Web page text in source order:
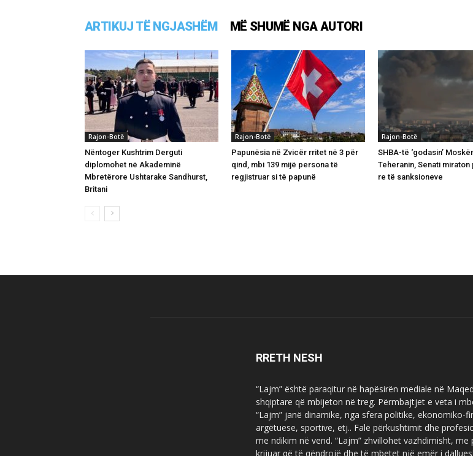
ARTIKUJ TË NGJASHËM MË SHUMË NGA AUTORI
Rajon-Botë
Nëntoger Kushtrim Derguti
diplomohet në Akademinë
Mbretërore Ushtarake Sandhurst,
Britani
Rajon-Botë
Papunësia në Zvicër rritet në 3 për
qind, mbi 139 mijë persona të
regjistruar si të papunë
Rajon-Botë
SHBA-të ‘godasin’
Teheranin, Senati miraton
re të sanksioneve
RRETH NESH
“Lajm” është paraqitur në hapësirën mediale në
shqiptare që mbijeton në treg. Përmbajtjet e veta i
“Lajm” janë dinamike, nga sfera politike,
argëtuese, sportive, etj.. Falë përkushtimit dhe
me ndikim në vend. “Lajm” zhvillohet vazhdimisht,
krijuar që të qëndrojë dhe të mbetet një emër i